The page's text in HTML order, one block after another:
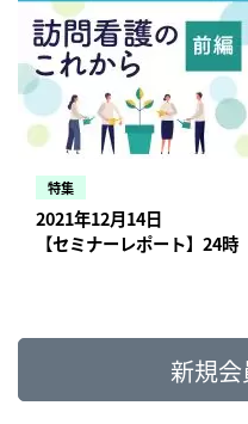
特集
2021年12月14日
【セミナーレポート】24
新規